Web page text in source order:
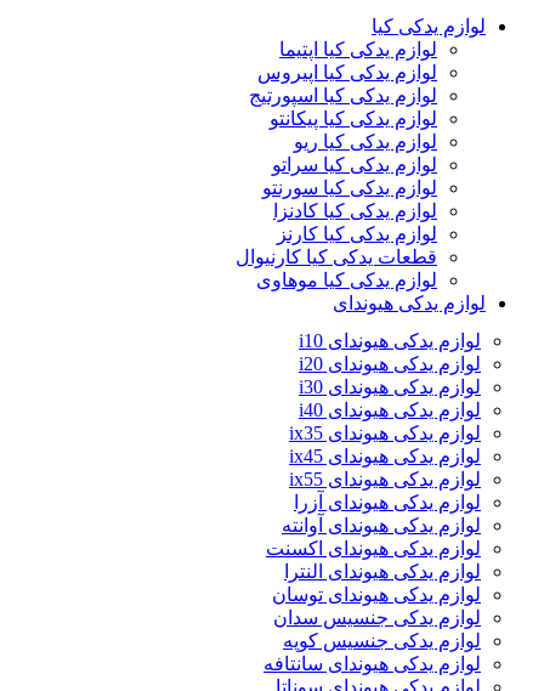
لوازم یدکی کیا
لوازم یدکی کیا اپتیما
لوازم یدکی کیا اپیروس
لوازم یدکی کیا اسپورتیج
لوازم یدکی کیا پیکانتو
لوازم یدکی کیا ریو
لوازم یدکی کیا سراتو
لوازم یدکی کیا سورنتو
لوازم یدکی کیا کادنزا
لوازم یدکی کیا کارنز
قطعات یدکی کیا کارنیوال
لوازم یدکی کیا موهاوی
لوازم یدکی هیوندای
لوازم یدکی هیوندای i10
لوازم یدکی هیوندای i20
لوازم یدکی هیوندای i30
لوازم یدکی هیوندای i40
لوازم یدکی هیوندای ix35
لوازم یدکی هیوندای ix45
لوازم یدکی هیوندای ix55
لوازم یدکی هیوندای آزرا
لوازم یدکی هیوندای آوانته
لوازم یدکی هیوندای اکسنت
لوازم یدکی هیوندای النترا
لوازم یدکی هیوندای توسان
لوازم یدکی جنسیس سدان
لوازم یدکی جنسیس کوپه
لوازم یدکی هیوندای سانتافه
لوازم یدکی هیوندای سوناتا